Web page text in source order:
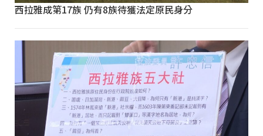
西拉雅成第17族 仍有8族待獲法定原民身分